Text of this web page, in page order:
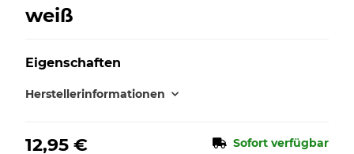
weiß
Eigenschaften
Herstellerinformationen
12,95 € Sofort verfügbar